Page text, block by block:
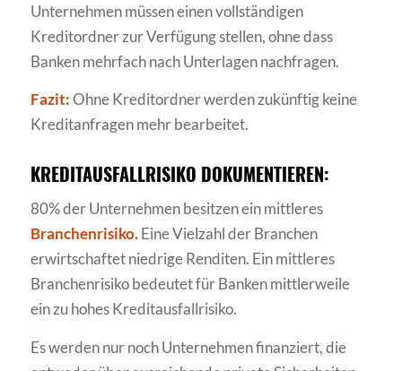
Unternehmen müssen einen vollständigen
Kreditordner zur Verfügung stellen, ohne dass
Banken mehrfach nach Unterlagen nachfragen.
Fazit:Ohne Kreditordner werden zukünftig keine
Kreditanfragen mehr bearbeitet.
KREDITAUSFALLRISIKO DOKUMENTIEREN:
80% der Unternehmen besitzen ein mittleres
Branchenrisiko.Eine Vielzahl der Branchen
erwirtschaftet niedrige Renditen. Ein mittleres
Branchenrisiko bedeutet für Banken mittlerweile
ein zu hohes Kreditausfallrisiko.
Es werden nur noch Unternehmen finanziert, die